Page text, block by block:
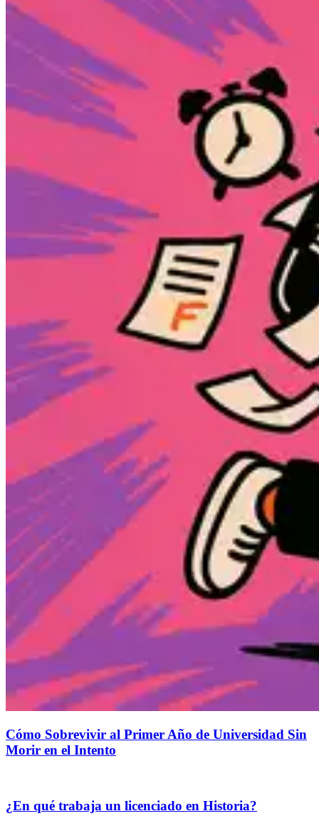
Cómo Sobrevivir al Primer Año de Universidad Sin
Morir en el Intento
¿En qué trabaja un licenciado en Historia?